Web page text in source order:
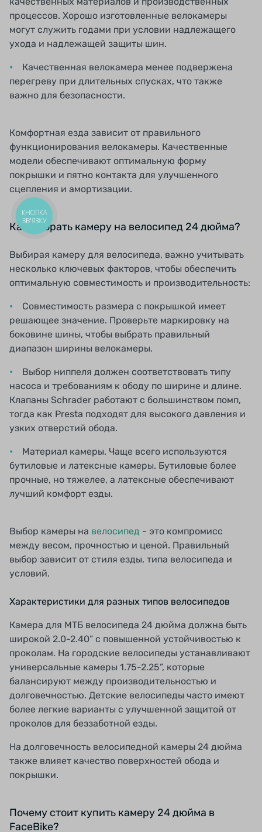
процессов. Хорошо изготовленные велокамеры
могут служить годами при условии надлежащего
ухода и надлежащей защиты шин.
Качественная велокамера менее подвержена
перегреву при длительных спусках, что также
важно для безопасности.
Комфортная езда зависит от правильного
функционирования велокамеры. Качественные
модели обеспечивают оптимальную форму
покрышки и пятно контакта для улучшенного
сцепления и амортизации.
Как выбрать камеру на велосипед 24 дюйма?
Выбирая камеру для велосипеда, важно учитывать
несколько ключевых факторов, чтобы обеспечить
оптимальную совместимость и производительность:
Совместимость размера с покрышкой имеет
решающее значение. Проверьте маркировку на
боковине шины, чтобы выбрать правильный
диапазон ширины велокамеры.
Выбор ниппеля должен соответствовать типу
насоса и требованиям к ободу по ширине и длине.
Клапаны Schrader работают с большинством помп,
тогда как Presta подходят для высокого давления и
узких отверстий обода.
Материал камеры. Чаще всего используются
бутиловые и латексные камеры. Бутиловые более
прочные, но тяжелее, а латексные обеспечивают
лучший комфорт езды.
Выбор камеры на велосипед - это компромисс
между весом, прочностью и ценой. Правильный
выбор зависит от стиля езды, типа велосипеда и
условий.
Характеристики для разных типов велосипедов
Камера для МТБ велосипеда 24 дюйма должна быть
широкой 2.0-2.40” с повышенной устойчивостью к
проколам. На городские велосипеды устанавливают
универсальные камеры 1.75-2.25”, которые
балансируют между производительностью и
долговечностью. Детские велосипеды часто имеют
более легкие варианты с улучшенной защитой от
проколов для беззаботной езды.
На долговечность велосипедной камеры 24 дюйма
также влияет качество поверхностей обода и
покрышки.
Почему стоит купить камеру 24 дюйма в
FaceBike?
КНОПКА
ЗВ'ЯЗКУ